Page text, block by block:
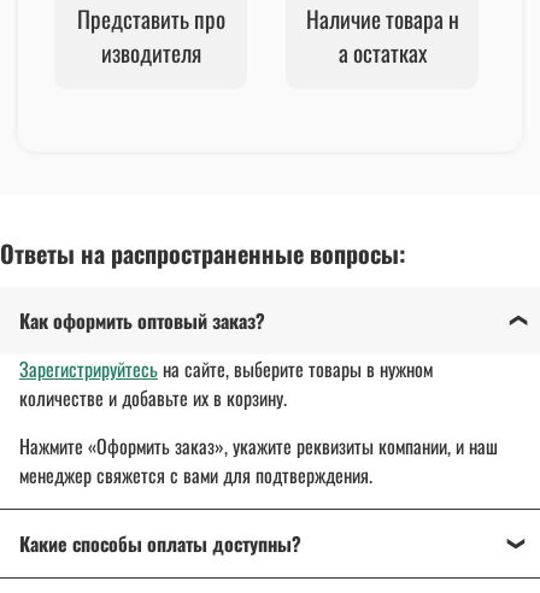
Представить про
изводителя
Наличие товара н
а остатках
Ответы на распространенные вопросы:
Как оформить оптовый заказ?
Зарегистрируйтесьна сайте, выберите товары в нужном
количестве и добавьте их в корзину.
Нажмите «Оформить заказ», укажите реквизиты компании, и наш
менеджер свяжется с вами для подтверждения.
Какие способы оплаты доступны?